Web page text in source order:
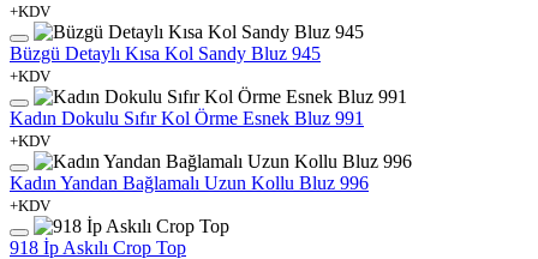
+KDV
Büzgü Detaylı Kısa Kol Sandy Bluz 945
+KDV
Kadın Dokulu Sıfır Kol Örme Esnek Bluz 991
+KDV
Kadın Yandan Bağlamalı Uzun Kollu Bluz 996
+KDV
918 İp Askılı Crop Top